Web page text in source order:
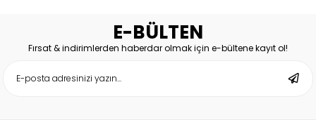
E-BÜLTEN
Fırsat & indirimlerden haberdar olmak için e-bültene kayıt ol!